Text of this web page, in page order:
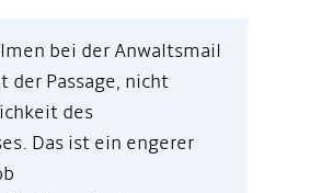
bei der Anwaltsmail
Passage, nicht
des
Das ist ein engerer